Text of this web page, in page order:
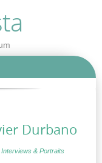
Durbano
Interviews & Portraits